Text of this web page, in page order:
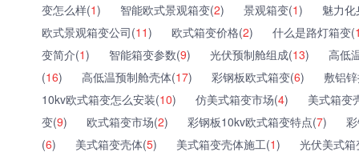
变怎么样(1) 智能欧式景观箱变(2) 景观箱变(1)
魅力
欧式景观箱变公司(11) 欧式箱变价格(2) 什么是路灯箱变(
变简介(1) 智能箱变参数(9) 光伏预制舱组成(13)
高低
(16) 高低温预制舱壳体(17) 彩钢板欧式箱变(6)
敷铝
10kv欧式箱变怎么安装(10) 仿美式箱变市场(4)
美式箱变
变(9) 欧式箱变市场(2) 彩钢板10kv欧式箱变特点(7)
(6) 美式箱变壳体(5) 美式箱变壳体施工(1)
光伏美式